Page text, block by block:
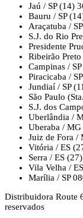
Jaú / SP (14)
Bauru / SP
Araçatuba / SP
S.J. do Rio
Presidente
Ribeirão Preto
Campinas / SP
Piracicaba / SP
Jundiaí / SP
São Paulo
S.J. dos
Uberlândia /
Uberaba / MG
Juiz de Fora /
Vitória / ES
Serra / ES
Vila Velha / ES
Marília / SP
Distribuidora Route
reservados